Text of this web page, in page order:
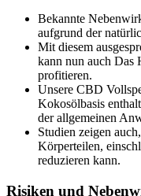
Bekannte
aufgrund der
Mit diesem
kann nun auch Das
profitieren.
Unsere CBD
Kokosölbasis
der allgemeinen
Studien zeigen
Körperteilen,
reduzieren kann.
Risiken und